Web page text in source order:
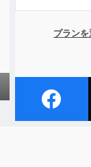
プラン